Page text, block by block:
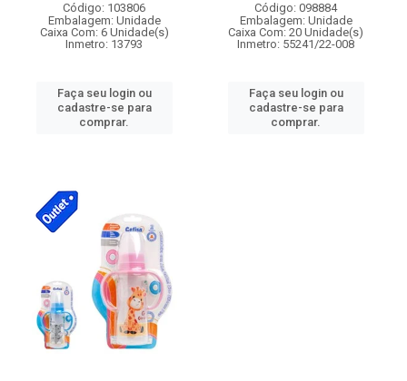
Código: 103806
Embalagem: Unidade
Caixa Com: 6 Unidade(s)
Inmetro: 13793
Faça seu login ou
cadastre-se para
comprar.
Código: 098884
Embalagem: Unidade
Caixa Com: 20 Unidade(s)
Inmetro: 55241/22-008
Faça seu login ou
cadastre-se para
comprar.